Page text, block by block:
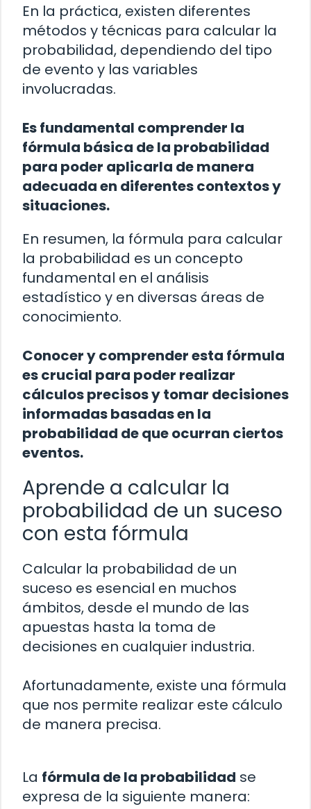
En la práctica, existen diferentes
métodos y técnicas para calcular la
probabilidad, dependiendo del tipo
de evento y las variables
involucradas.
Es fundamental comprender la
fórmula básica de la probabilidad
para poder aplicarla de manera
adecuada en diferentes contextos y
situaciones.
En resumen, la fórmula para calcular
la probabilidad es un concepto
fundamental en el análisis
estadístico y en diversas áreas de
conocimiento.
Conocer y comprender esta fórmula
es crucial para poder realizar
cálculos precisos y tomar decisiones
informadas basadas en la
probabilidad de que ocurran ciertos
eventos.
Aprende a calcular la
probabilidad de un suceso
con esta fórmula
Calcular la probabilidad de un
suceso es esencial en muchos
ámbitos, desde el mundo de las
apuestas hasta la toma de
decisiones en cualquier industria.
Afortunadamente, existe una fórmula
que nos permite realizar este cálculo
de manera precisa.
La fórmula de la probabilidad se
expresa de la siguiente manera: